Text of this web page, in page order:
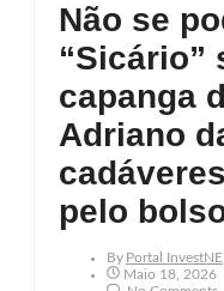
Não se
“Sicário”
capanga
Adriano
pelo
By Portal InvestNE
Maio 18, 2026